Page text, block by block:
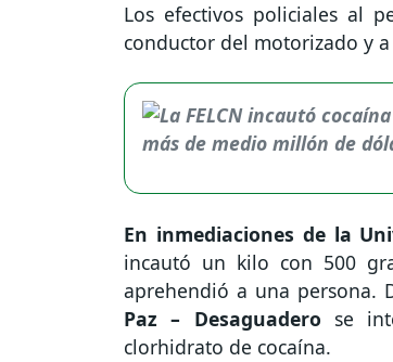
Los efectivos policiales al
conductor del motorizado y
En inmediaciones de la
incautó un kilo con 500
aprehendió a una persona.
Paz – Desaguadero se
clorhidrato de cocaína.